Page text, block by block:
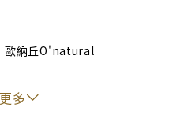
歐納丘O'natural
多